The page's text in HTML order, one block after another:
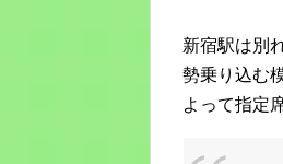
新宿駅は別
勢乗り込む
よって指定